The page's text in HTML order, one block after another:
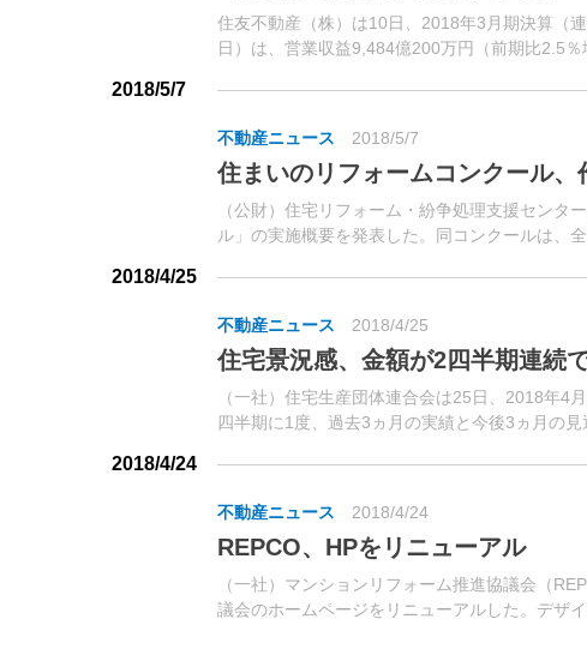
住友不動産（株）は10日、2018年3月期決算（
日）は、営業収益9,484億200万円（前期比2.5
2018/5/7
不動産ニュース 2018/5/7
住まいのリフォームコンクール、
（公財）住宅リフォーム・紛争処理支援センタ
ル」の実施概要を発表した。同コンクールは、
2018/4/25
不動産ニュース 2018/4/25
住宅景況感、金額が2四半期連続
（一社）住宅生産団体連合会は25日、2018年4
四半期に1度、過去3ヵ月の実績と今後3ヵ月の
2018/4/24
不動産ニュース 2018/4/24
REPCO、HPをリニューアル
（一社）マンションリフォーム推進協議会（
議会のホームページをリニューアルした。デザ